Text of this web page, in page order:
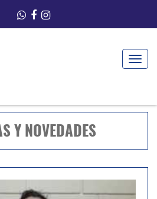
Toggle
Y NOVEDADES